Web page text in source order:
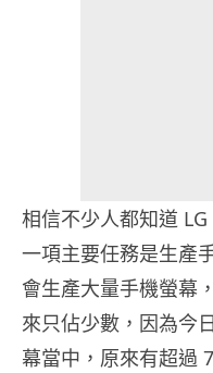
相信不少人都知道
一項主要任務是生產
會生產大量手機螢幕
來只佔少數，因為今
幕當中，原來有超過